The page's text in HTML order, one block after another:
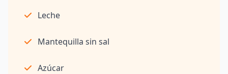
Leche
Mantequilla sin sal
Azúcar